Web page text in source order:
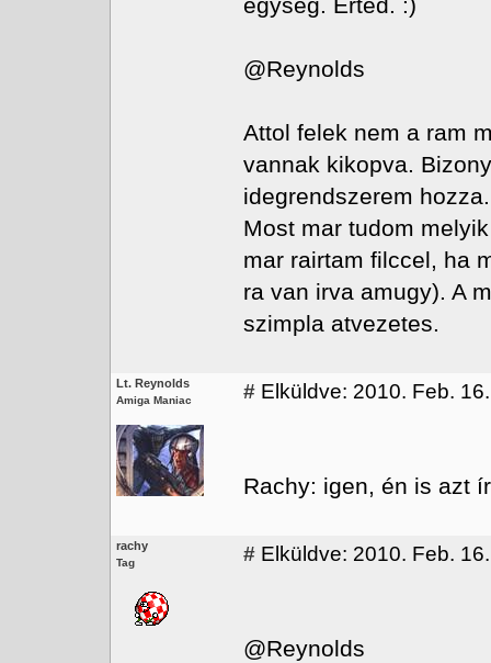
egyseg. Erted. :)
@Reynolds
Attol felek nem a ram
vannak kikopva.
idegrendszerem hozza.
Most mar tudom
mar rairtam filccel, ha
ra van irva amugy). A
szimpla atvezetes.
Lt. Reynolds
Amiga Maniac # Elküldve: 2010. Feb.
Rachy: igen, én is azt
rachy
Tag # Elküldve: 2010. Feb.
@Reynolds